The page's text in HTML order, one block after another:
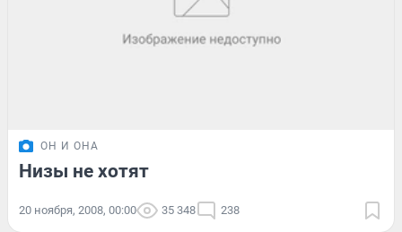
ОН И ОНА
Низы не хотят
20 ноября, 2008, 00:00 35 348 238